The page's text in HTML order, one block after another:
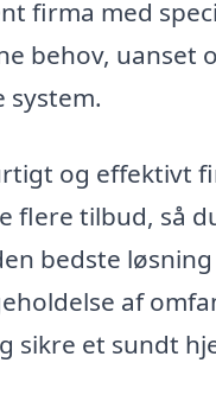
firma med
behov, uanset
system.
og effektivt
flere tilbud, så
bedste
af
sikre et sundt